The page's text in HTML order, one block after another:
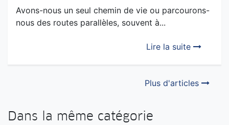
Avons-nous un seul chemin de vie ou parcourons-
nous des routes parallèles, souvent à...
Lire la suite
Plus d'articles
Dans la même catégorie